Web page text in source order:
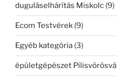
duguláselhárítás Miskolc (9)
Ecom Testvérek (9)
Egyéb kategória (3)
épületgépészet Pilisvörösvá